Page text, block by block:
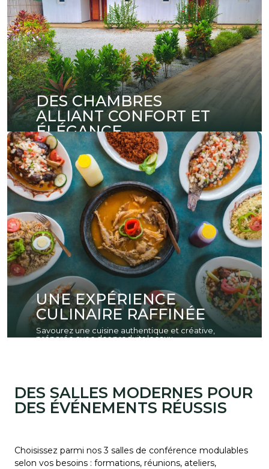
DES CHAMBRES
ALLIANT CONFORT ET
ÉLÉGANCE
Découvrez nos chambres au design soigné,
offrant un confort absolu pour votre séjour.
UNE EXPÉRIENCE
CULINAIRE RAFFINÉE
Savourez une cuisine authentique et créative,
préparée avec des produits locaux.
DES SALLES MODERNES POUR
DES ÉVÉNEMENTS RÉUSSIS
Choisissez parmi nos 3 salles de conférence modulables
selon vos besoins : formations, réunions, ateliers,